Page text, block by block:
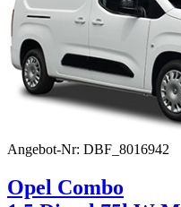
Angebot-Nr: DBF_8016942
Opel Combo